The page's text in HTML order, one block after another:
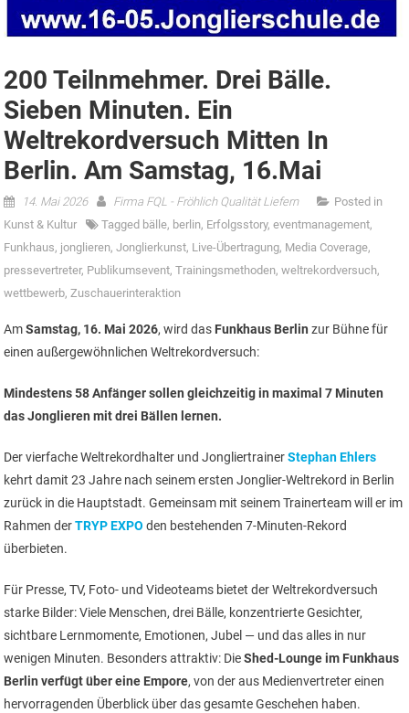
200 Teilnmehmer. Drei Bälle.
Sieben Minuten. Ein
Weltrekordversuch Mitten In
Berlin. Am Samstag, 16.Mai
14. Mai 2026 Firma FQL - Fröhlich Qualität Liefern
Posted in
Kunst & Kultur
Tagged bälle, berlin, Erfolgsstory,eventmanagement,
Funkhaus, jonglieren,Jonglierkunst, Live-Übertragung, Media Coverage,
pressevertreter, Publikumsevent,Trainingsmethoden,weltrekordversuch,
wettbewerb,Zuschauerinteraktion
AmSamstag, 16. Mai 2026, wird das Funkhaus Berlin zur Bühne für
einen außergewöhnlichen Weltrekordversuch:
Mindestens 58 Anfänger sollen gleichzeitig in maximal 7 Minuten
das Jonglieren mit drei Bällen lernen.
Der vierfache Weltrekordhalter und JongliertrainerStephan Ehlers
kehrt damit 23 Jahre nach seinem ersten Jonglier-Weltrekord in Berlin
zurück in die Hauptstadt. Gemeinsam mit seinem Trainerteam will er im
Rahmen derTRYP EXPO den bestehenden 7-Minuten-Rekord
überbieten.
Für Presse, TV, Foto- und Videoteams bietet der Weltrekordversuch
starke Bilder: Viele Menschen, drei Bälle, konzentrierte Gesichter,
sichtbare Lernmomente, Emotionen, Jubel — und das alles in nur
wenigen Minuten. Besonders attraktiv: DieShed-Lounge im Funkhaus
Berlin verfügt über eine Empore, von der aus Medienvertreter einen
hervorragenden Überblick über das gesamte Geschehen haben.